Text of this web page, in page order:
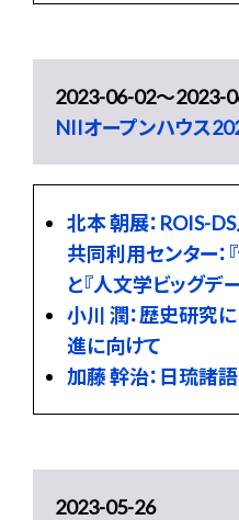
2023-06-02〜2023-
NIIオープンハウス
北本 朝展：ROIS-
共同利用センター：
と『人文学ビッグデ
小川 潤：歴史研究
進に向けて
加藤 幹治：日琉諸
2023-05-26